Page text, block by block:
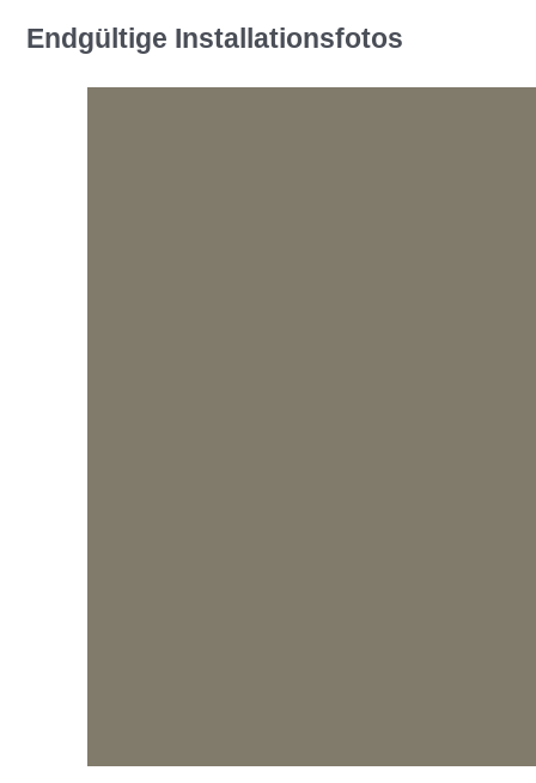
Endgültige Installationsfotos